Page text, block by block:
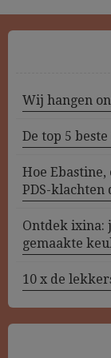
Wij hangen
De top 5
Hoe
PDS-
Ontdek ixina:
gemaakte
10 x de